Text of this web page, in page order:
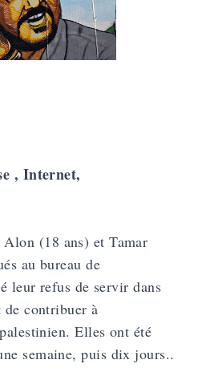
, Internet,
Alon (18 ans) et Tamar
au bureau de
leur refus de servir dans
de contribuer à
Elles ont été
semaine, puis dix jours..